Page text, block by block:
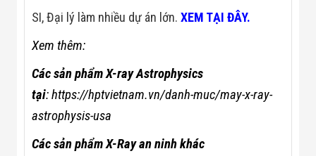
SI, Đại lý làm nhiều dự án lớn.XEM TẠI ĐÂY.
Xem thêm:
Các sản phẩm X-ray Astrophysics
tại:https://hptvietnam.vn/danh-muc/may-x-ray-
astrophysis-usa
Các sản phẩm X-Ray an ninh khác